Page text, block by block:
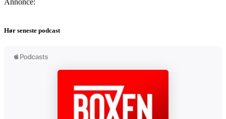
Annonce:
Hør seneste podcast